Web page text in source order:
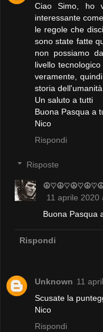
Ciao Simo, ho
interessante
le regole che
sono state fatte
non possiamo
livello
veramente,
storia
Un saluto a tutti
Buona Pasqua a
Nico
Rispondi
Risposte
11 aprile 2020
Buona Pasqua
Rispondi
Unknown 11
Scusate la
Nico
Rispondi